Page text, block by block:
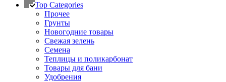
Top Categories
Прочее
Грунты
Новогодние товары
Свежая зелень
Семена
Теплицы и поликарбонат
Товары для бани
Удобрения